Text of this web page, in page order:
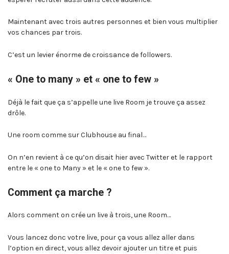
Maintenant avec trois autres personnes et bien vous multiplier
vos chances par trois.
C’est un levier énorme de croissance de followers.
« One to many » et « one to few »
Déjà le fait que ça s’appelle une live Room je trouve ça assez
drôle.
Une room comme sur Clubhouse au final…
On n’en revient à ce qu’on disait hier avec Twitter et le rapport
entre le « one to Many » et le « one to few ».
Comment ça marche ?
Alors comment on crée un live à trois, une Room…
Vous lancez donc votre live, pour ça vous allez aller dans
l’option en direct, vous allez devoir ajouter un titre et puis